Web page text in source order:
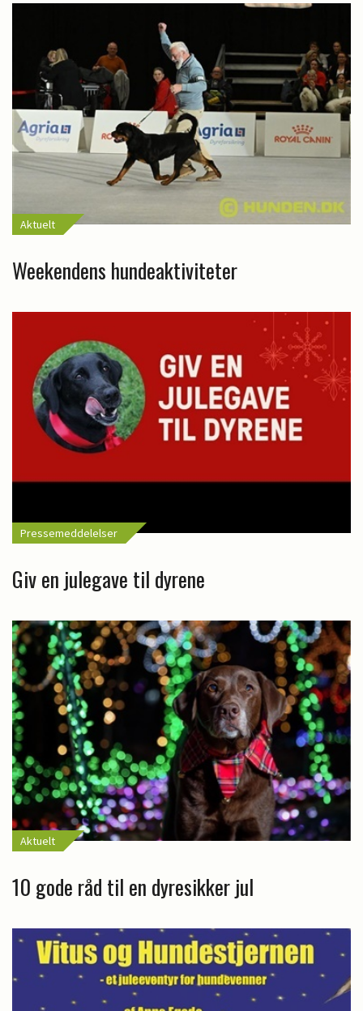
Aktuelt
Weekendens hundeaktiviteter
Pressemeddelelser
Giv en julegave til dyrene
Aktuelt
10 gode råd til en dyresikker jul